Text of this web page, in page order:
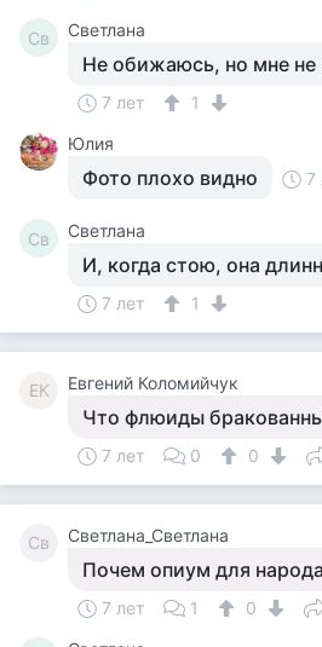
Св Светлана
Не обижаюсь, но мне не
7 лет
1
Юлия
Фото плохо видно 7
Св Светлана
И, когда стою, она
7 лет 1
ЕК Евгений Коломийчук
Что флюиды
7 лет 0 0
Св Светлана_Светлана
Почем опиум для
7 лет 1
0